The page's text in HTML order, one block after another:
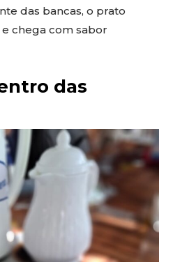
das bancas, o prato
chega com sabor
das